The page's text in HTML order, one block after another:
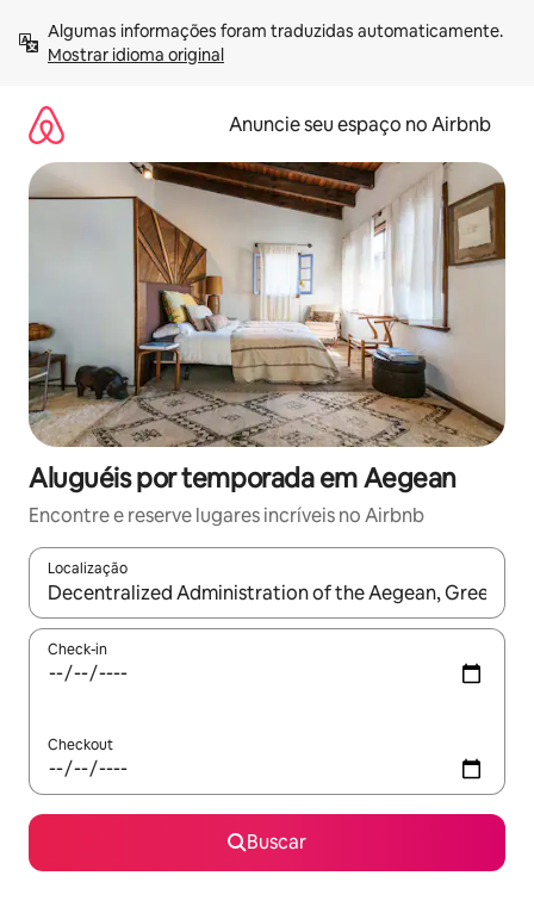
para
Mostrar idioma original
Anuncie seu espaço no Airbnb
Aluguéis por temporada em Aegean
Encontre e reserve lugares incríveis no Airbnb
Localização
Quando os resultados estiverem disponíveis, explore-os
Check-in
Checkout
Buscar